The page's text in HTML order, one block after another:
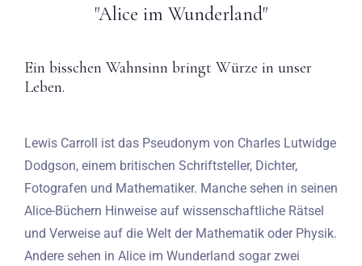
"Alice im Wunderland"
Ein bisschen Wahnsinn bringt Würze in unser
Leben.
Lewis Carroll ist das Pseudonym von Charles Lutwidge
Dodgson, einem britischen Schriftsteller, Dichter,
Fotografen und Mathematiker. Manche sehen in seinen
Alice-Büchern Hinweise auf wissenschaftliche Rätsel
und Verweise auf die Welt der Mathematik oder Physik.
Andere sehen in Alice im Wunderland sogar zwei